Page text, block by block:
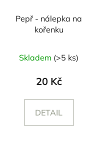
Pepř - nálepka na
kořenku
Skladem (>5 ks)
20 Kč
DETAIL